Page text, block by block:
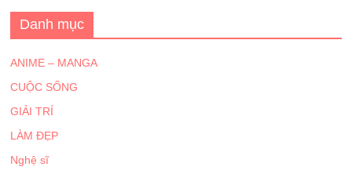
Danh mục
ANIME – MANGA
CUỘC SỐNG
GIẢI TRÍ
LÀM ĐẸP
Nghệ sĩ